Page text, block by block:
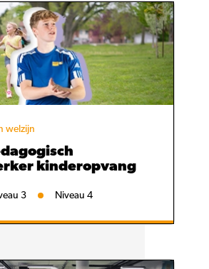
welzijn
kinderopvang
3 Niveau 4